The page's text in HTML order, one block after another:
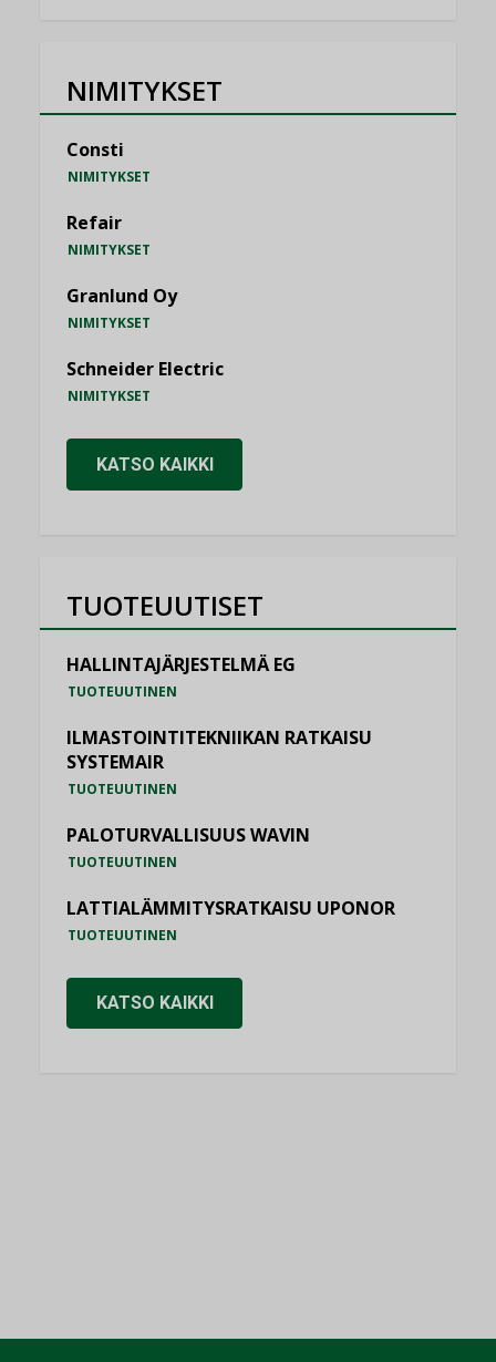
NIMITYKSET
Consti
NIMITYKSET
Refair
NIMITYKSET
Granlund Oy
NIMITYKSET
Schneider Electric
NIMITYKSET
KATSO KAIKKI
TUOTEUUTISET
HALLINTAJÄRJESTELMÄ EG
TUOTEUUTINEN
ILMASTOINTITEKNIIKAN RATKAISU
SYSTEMAIR
TUOTEUUTINEN
PALOTURVALLISUUS WAVIN
TUOTEUUTINEN
LATTIALÄMMITYSRATKAISU UPONOR
TUOTEUUTINEN
KATSO KAIKKI